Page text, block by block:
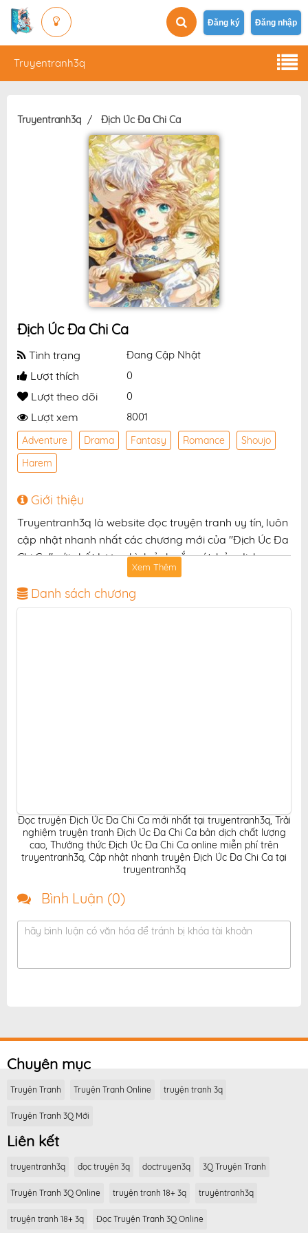
Đăng ký Đăng nhập
Truyentranh3q
Truyentranh3q Địch Úc Đa Chi Ca
Địch Úc Đa Chi Ca
Tình trạng Đang Cập Nhật
Lượt thích 0
Lượt theo dõi 0
Lượt xem 8001
Adventure Drama Fantasy Romance
Shoujo
Harem
Giới thiệu
Truyentranh3q là website đọc truyện tranh uy tín, luôn
cập nhật nhanh nhất các chương mới của "Địch Úc Đa
Chi Ca" với chất lượng hình ảnh sắc nét, bản dịch
chuẩn và giao diện thân thiện, mang đến trải nghiệm
đọc truyện hấp dẫn, tiện lợi, hoàn toàn miễn phí cho
độc giả yêu thích truyện tranh online.
Xem Thêm
Danh sách chương
Đọc truyện Địch Úc Đa Chi Ca mới nhất tại truyentranh3q, Trải
nghiệm truyện tranh Địch Úc Đa Chi Ca bản dịch chất lượng
cao, Thưởng thức Địch Úc Đa Chi Ca online miễn phí trên
truyentranh3q, Cập nhật nhanh truyện Địch Úc Đa Chi Ca tại
truyentranh3q
Bình Luận (0)
hãy bình luận có văn hóa để tránh bị khóa tài khoản
Chuyên mục
Truyện Tranh Truyện Tranh Online truyện tranh 3q
Truyện Tranh 3Q Mới
Liên kết
truyentranh3q đọc truyện 3q doctruyen3q 3Q Truyện Tranh
Truyện Tranh 3Q Online truyện tranh 18+ 3q truyệntranh3q
truyện tranh 18+ 3q Đọc Truyện Tranh 3Q Online